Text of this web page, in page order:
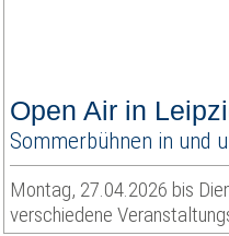
Open Air in
Sommerbühnen in und
Montag, 27.04.2026 bis
verschiedene